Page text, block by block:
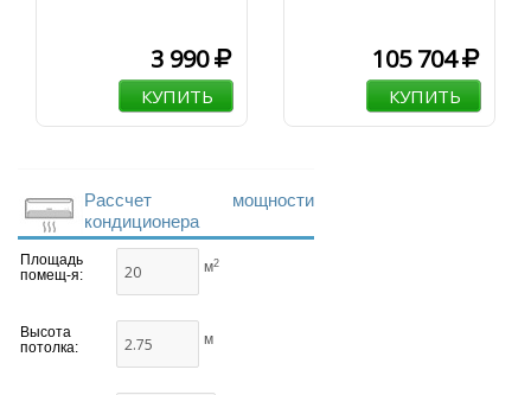
3 990
КУПИТЬ
105 704
КУПИТЬ
Рассчет мощности
кондиционера
Площадь
помещ-я:
м2
Высота
потолка:
м